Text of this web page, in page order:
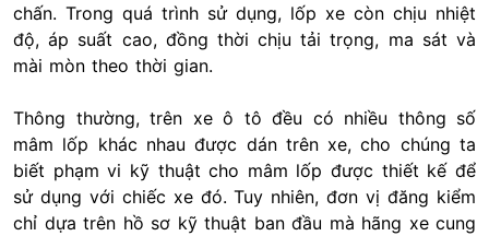
chấn. Trong quá trình sử dụng, lốp xe còn chịu nhiệt
độ, áp suất cao, đồng thời chịu tải trọng, ma sát và
mài mòn theo thời gian.
Thông thường, trên xe ô tô đều có nhiều thông số
mâm lốp khác nhau được dán trên xe, cho chúng ta
biết phạm vi kỹ thuật cho mâm lốp được thiết kế để
sử dụng với chiếc xe đó. Tuy nhiên, đơn vị đăng kiểm
chỉ dựa trên hồ sơ kỹ thuật ban đầu mà hãng xe cung